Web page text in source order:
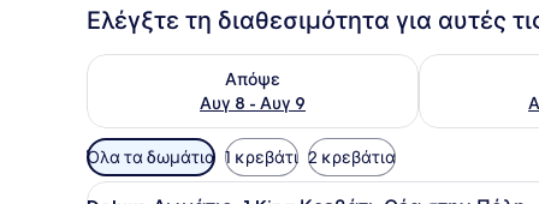
Ελέγξτε τη διαθεσιμότητα για αυτές
Απόψε
Αυγ 8 - Αυγ 9
Έλεγχος διαθεσιμότητας για απόψε Αυγ 8 - Αυγ 9
Έλεγχος
Διαθέσιμα
φίλτρα
Όλα τα δωμάτια 1 κρεβάτι 2 κρεβάτια
Προβολή
Ένα δωμάτιο ξενοδοχείου